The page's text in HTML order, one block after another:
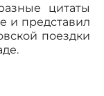
цитаты
и представил
поездки